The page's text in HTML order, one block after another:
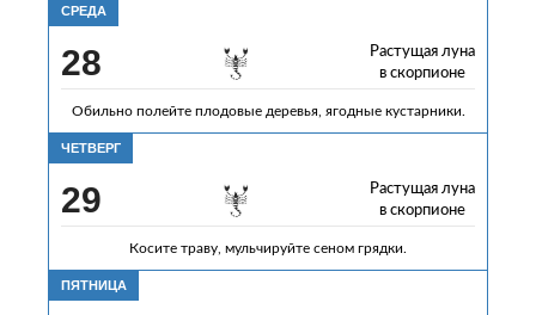
СРЕДА
28
Растущая луна
в скорпионе
Обильно полейте плодовые деревья, ягодные кустарники.
ЧЕТВЕРГ
29
Растущая луна
в скорпионе
Косите траву, мульчируйте сеном грядки.
ПЯТНИЦА